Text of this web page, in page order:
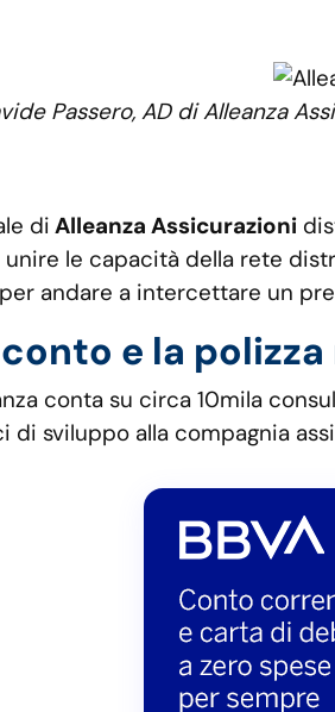
Passero, AD di Alleanza
di Alleanza Assicurazioni
unire le capacità della rete
andare a intercettare un
e la
conta su circa 10mila
di sviluppo alla compagnia